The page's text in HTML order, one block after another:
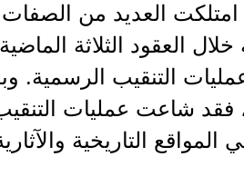
امتلكت العديد من الصفات
العقود الثلاثة
التنقيب الرسمية.
فقد شاعت عمليات
التاريخية